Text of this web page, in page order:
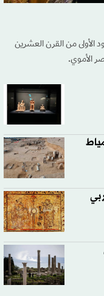
الأولى من القرن العشرين
الأموي.